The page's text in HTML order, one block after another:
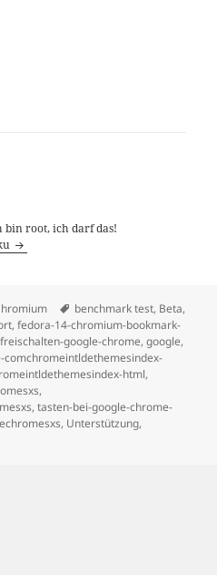
bin root, ich darf das!
Tags
benchmark test, Beta,
,fedora-14-chromium-bookmark-
google-chrome,google,
comchromeintldethemesindex-
html,
,
,tasten-bei-google-chrome-
, Unterstützung,